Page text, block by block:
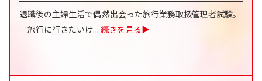
退職後の主婦生活で偶然出会った旅行業務取扱管理者試験。
「旅行に行きたいけ... 続きを見る▶